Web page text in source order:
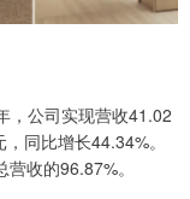
，公司实现营收41.02
同比增长44.34%。
收的96.87%。